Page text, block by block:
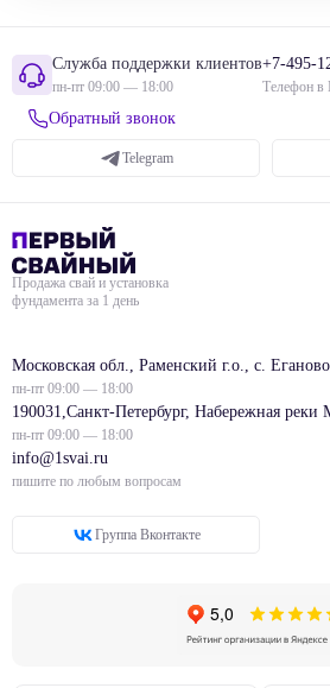
Служба поддержки клиентов
пн-пт 09:00 — 18:00
+7-495-
Телефон в
Telegram
Обратный звонок
Продажа свай и установка
фундамента за 1 день
Московская обл., Раменский г.о., с.
пн-пт 09:00 — 18:00
190031,Санкт-Петербург, Набережная
пн-пт 09:00 — 18:00
info@1svai.ru
пишите по любым вопросам
Группа Вконтакте